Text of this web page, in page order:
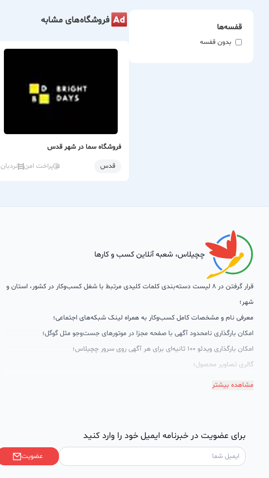
قفسه‌ها
بدون قفسه
فروشگاه‌های مشابه
فروشگاه سما در شهر قدس
قدس پراخت امن نردبان
چچیلاس، شعبه آنلاین کسب و کارها
قرار گرفتن در 8 لیست دسته‌بندی کلمات کلیدی مرتبط با شغل کسب‌وکار در کشور، استان و
شهر؛
معرفی نام و مشخصات کامل کسب‌وکار به همراه لینک شبکه‌های اجتماعی؛
امکان بارگذاری نامحدود آگهی با صفحه مجزا در موتورهای جست‌وجو مثل گوگل؛
امکان بارگذاری ویدئو 100 ثانیه‌ای برای هر آگهی روی سرور چچیلاس؛
گالری تصاویر محصول؛
امکان دسته‌بندی آگهی‌ها
چچیلاس با کلمات کلیدی بسیار خوبی رتبه دریافت کرده و بازخورد‌های بسیار خوبی گرفته‌اند.
طی تماس‌های دوره‌ای پشتیبان‌ها (هر 45 روز تا 60 روز یک‌بار)، صاحبین کسب‌وکارها با
مشاهده بیشتر
برای عضویت در خبرنامه ایمیل خود را وارد کنید
عضویت